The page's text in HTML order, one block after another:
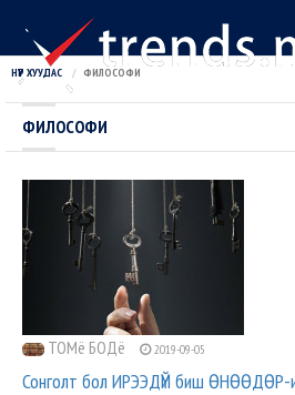
НҮҮР ХУУДАС ФИЛОСОФИ
ФИЛОСОФИ
ТОМё БОДё 2019-09-05
Сонголт бол ИРЭЭДҮЙ биш ӨНӨӨДӨР-